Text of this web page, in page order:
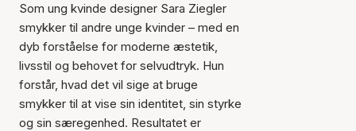
Som ung kvinde designer Sara Ziegler
smykker til andre unge kvinder – med en
dyb forståelse for moderne æstetik,
livsstil og behovet for selvudtryk. Hun
forstår, hvad det vil sige at bruge
smykker til at vise sin identitet, sin styrke
og sin særegenhed. Resultatet er